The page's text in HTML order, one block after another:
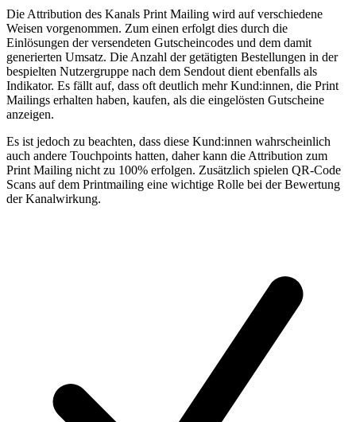
Die Attribution des Kanals Print Mailing wird auf verschiedene
Weisen vorgenommen. Zum einen erfolgt dies durch die
Einlösungen der versendeten Gutscheincodes und dem damit
generierten Umsatz. Die Anzahl der getätigten Bestellungen in der
bespielten Nutzergruppe nach dem Sendout dient ebenfalls als
Indikator. Es fällt auf, dass oft deutlich mehr Kund:innen, die Print
Mailings erhalten haben, kaufen, als die eingelösten Gutscheine
anzeigen.
Es ist jedoch zu beachten, dass diese Kund:innen wahrscheinlich
auch andere Touchpoints hatten, daher kann die Attribution zum
Print Mailing nicht zu 100% erfolgen. Zusätzlich spielen QR-Code
Scans auf dem Printmailing eine wichtige Rolle bei der Bewertung
der Kanalwirkung.